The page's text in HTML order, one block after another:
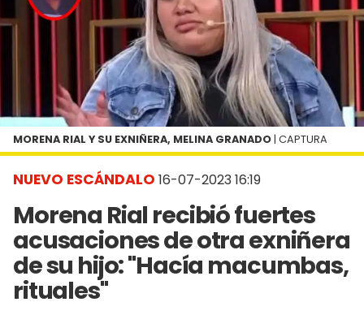
NUEVO ESCÁNDALO 16-07-2023 16:19
Morena Rial recibió fuertes
acusaciones de otra exniñera
de su hijo: "Hacía macumbas,
rituales"
MORENA RIAL Y SU EXNIÑERA, MELINA GRANADO | CAPTURA